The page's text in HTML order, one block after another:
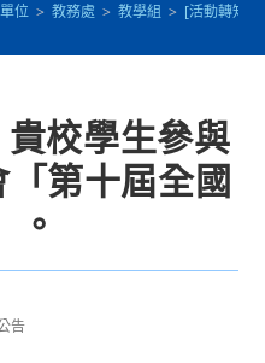
位 > 教務處 > 教學組 > [活動轉知]
校學生參與
第十屆全國
。
告